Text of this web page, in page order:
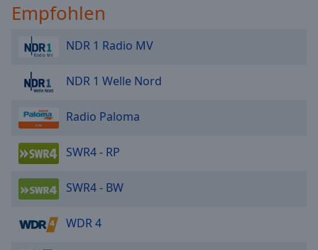
Empfohlen
NDR 1 Radio MV
NDR 1 Welle Nord
Radio Paloma
SWR4 - RP
SWR4 - BW
WDR 4